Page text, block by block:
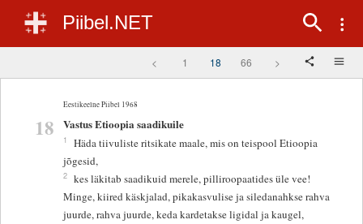
Piibel.NET
< 1 18 66 >
Eestikeelne Piibel 1968
18 Vastus Etioopia saadikuile
1
Häda tiivuliste ritsikate maale, mis on teispool Etioopia
jõgesid,
2 kes läkitab saadikuid merele, pilliroopaatides üle vee!
Minge, kiired käskjalad, pikakasvulise ja siledanahkse rahva
juurde, rahva juurde, keda kardetakse ligidal ja kaugel,